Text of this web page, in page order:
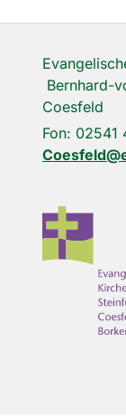
Bernhard-
Coesfeld
Fon: